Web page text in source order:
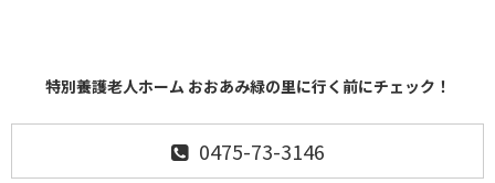
特別養護老人ホーム おおあみ緑の里に行く前にチェック！
0475-73-3146